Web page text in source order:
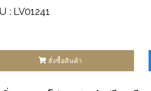
: LV01241
สั่งซื้อสินค้า